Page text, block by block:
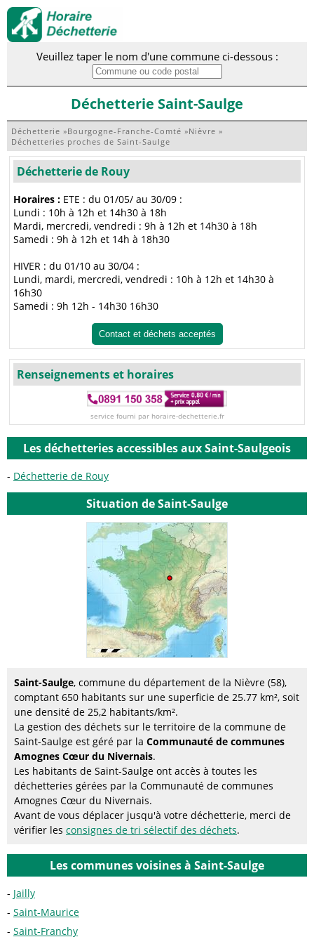
Veuillez taper le nom d'une commune ci-dessous :
Déchetterie Saint-Saulge
Déchetterie »Bourgogne-Franche-Comté »Nièvre »
Déchetteries proches de Saint-Saulge
Déchetterie de Rouy
Horaires : ETE : du 01/05/ au 30/09 :
Lundi : 10h à 12h et 14h30 à 18h
Mardi, mercredi, vendredi : 9h à 12h et 14h30 à 18h
Samedi : 9h à 12h et 14h à 18h30
HIVER : du 01/10 au 30/04 :
Lundi, mardi, mercredi, vendredi : 10h à 12h et 14h30 à
16h30
Samedi : 9h 12h - 14h30 16h30
Contact et déchets acceptés
Renseignements et horaires
service fourni par horaire-dechetterie.fr
Les déchetteries accessibles aux Saint-Saulgeois
Déchetterie de Rouy
Situation de Saint-Saulge
Saint-Saulge, commune du département de la Nièvre (58),
comptant 650 habitants sur une superficie de 25.77 km², soit
une densité de 25,2 habitants/km².
La gestion des déchets sur le territoire de la commune de
Saint-Saulge est géré par la Communauté de communes
Amognes Cœur du Nivernais.
Les habitants de Saint-Saulge ont accès à toutes les
déchetteries gérées par la Communauté de communes
Amognes Cœur du Nivernais.
Avant de vous déplacer jusqu'à votre déchetterie, merci de
vérifier les consignes de tri sélectif des déchets.
Les communes voisines à Saint-Saulge
Jailly
Saint-Maurice
Saint-Franchy